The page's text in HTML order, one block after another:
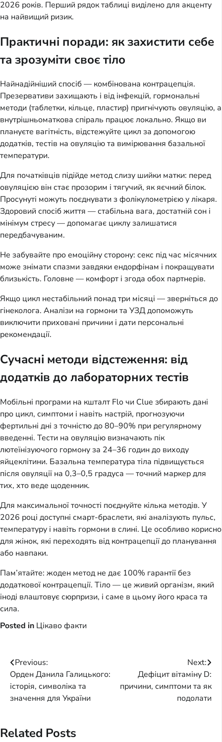
2026 років. Перший рядок таблиці виділено для акценту
на найвищий ризик.
Практичні поради: як захистити себе
та зрозуміти своє тіло
Найнадійніший спосіб — комбінована контрацепція.
Презервативи захищають і від інфекцій, гормональні
методи (таблетки, кільце, пластир) пригнічують овуляцію, а
внутрішньоматкова спіраль працює локально. Якщо ви
плануєте вагітність, відстежуйте цикл за допомогою
додатків, тестів на овуляцію та вимірювання базальної
температури.
Для початківців підійде метод слизу шийки матки: перед
овуляцією він стає прозорим і тягучий, як яєчний білок.
Просунуті можуть поєднувати з фолікулометрією у лікаря.
Здоровий спосіб життя — стабільна вага, достатній сон і
мінімум стресу — допомагає циклу залишатися
передбачуваним.
Не забувайте про емоційну сторону: секс під час місячних
може знімати спазми завдяки ендорфінам і покращувати
близькість. Головне — комфорт і згода обох партнерів.
Якщо цикл нестабільний понад три місяці — зверніться до
гінеколога. Аналізи на гормони та УЗД допоможуть
виключити приховані причини і дати персональні
рекомендації.
Сучасні методи відстеження: від
додатків до лабораторних тестів
Мобільні програми на кшталт Flo чи Clue збирають дані
про цикл, симптоми і навіть настрій, прогнозуючи
фертильні дні з точністю до 80–90% при регулярному
введенні. Тести на овуляцію визначають пік
лютеїнізуючого гормону за 24–36 годин до виходу
яйцеклітини. Базальна температура тіла підвищується
після овуляції на 0,3–0,5 градуса — точний маркер для
тих, хто веде щоденник.
Для максимальної точності поєднуйте кілька методів. У
2026 році доступні смарт-браслети, які аналізують пульс,
температуру і навіть гормони в слині. Це особливо корисно
для жінок, які переходять від контрацепції до планування
або навпаки.
Пам’ятайте: жоден метод не дає 100% гарантії без
додаткової контрацепції. Тіло — це живий організм, який
іноді влаштовує сюрпризи, і саме в цьому його краса та
сила.
Posted in Цікаво факти
Post
navigation
Previous:
Орден Данила Галицького:
історія, символіка та
значення для України
Next:
Дефіцит вітаміну D:
причини, симптоми та як
подолати
Related Posts